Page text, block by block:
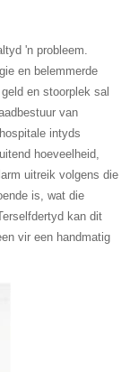
'n probleem.
en belemmerde
en stoorplek sal
van
intyds
hoeveelheid,
uitreik volgens die
is, wat die
kan dit
​​vir een handmatig